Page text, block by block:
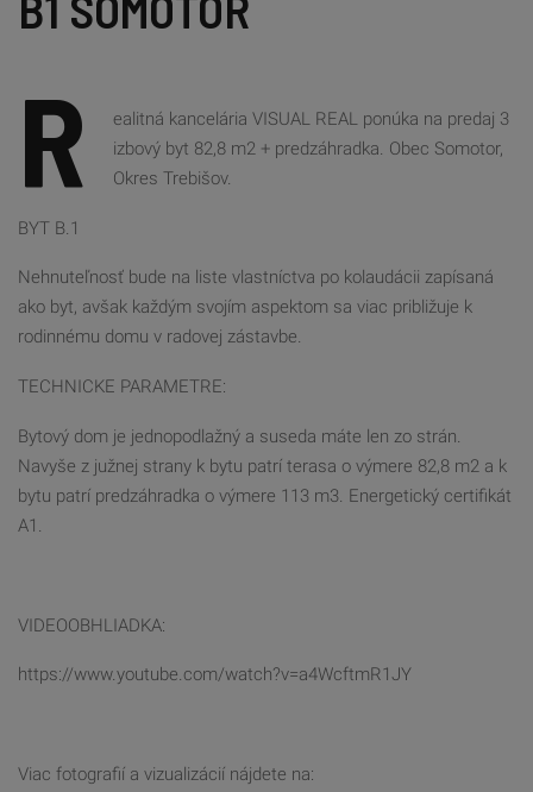
R
ealitná kancelária VISUAL REAL ponúka na predaj 3
izbový byt 82,8 m2 + predzáhradka. Obec Somotor,
Okres Trebišov.
BYT B.1
Nehnuteľnosť bude na liste vlastníctva po kolaudácii zapísaná
ako byt, avšak každým svojím aspektom sa viac približuje k
rodinnému domu v radovej zástavbe.
TECHNICKE PARAMETRE:
Bytový dom je jednopodlažný a suseda máte len zo strán.
Navyše z južnej strany k bytu patrí terasa o výmere 82,8 m2 a k
bytu patrí predzáhradka o výmere 113 m3. Energetický certifikát
A1.
VIDEOOBHLIADKA:
https://www.youtube.com/watch?v=a4WcftmR1JY
Viac fotografií a vizualizácií nájdete na: